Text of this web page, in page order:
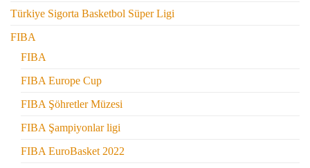
Türkiye Sigorta Basketbol Süper Ligi
FIBA
FIBA
FIBA Europe Cup
FIBA Şöhretler Müzesi
FIBA Şampiyonlar ligi
FIBA EuroBasket 2022